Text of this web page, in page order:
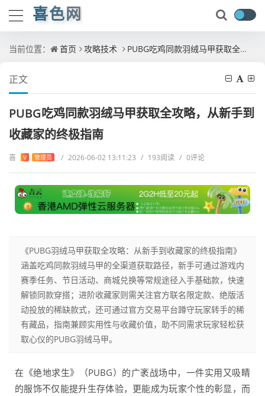
喜色网
当前位置： 首页 攻略技术 PUBG吃鸡同款羽绒马甲获取全攻略，从新手到收藏家的终极指南
正文
PUBG吃鸡同款羽绒马甲获取全攻略，从新手到
收藏家的终极指南
喜 V 管理员 / 2026-06-02 13:11:23 / 193阅读 / 0评论
《PUBG羽绒马甲获取全攻略：从新手到收藏家的终极指南》
涵盖吃鸡同款羽绒马甲的全渠道获取路径，新手可通过游戏内
赛季任务、节日活动、商城兑换等常规途径入手基础款，快速
解锁同款穿搭；进阶收藏家则需关注官方联名限定款、绝版活
动投放的稀缺款式，还可通过官方交易平台蹲守玩家转手的稀
有藏品，指南兼顾实用性与收藏价值，助不同需求玩家轻松获
取心仪的PUBG羽绒马甲。
在《绝地求生》（PUBG）的广袤战场中，一件实用又吸睛
的服饰不仅能提升生存体验，更能成为玩家个性的彰显，而